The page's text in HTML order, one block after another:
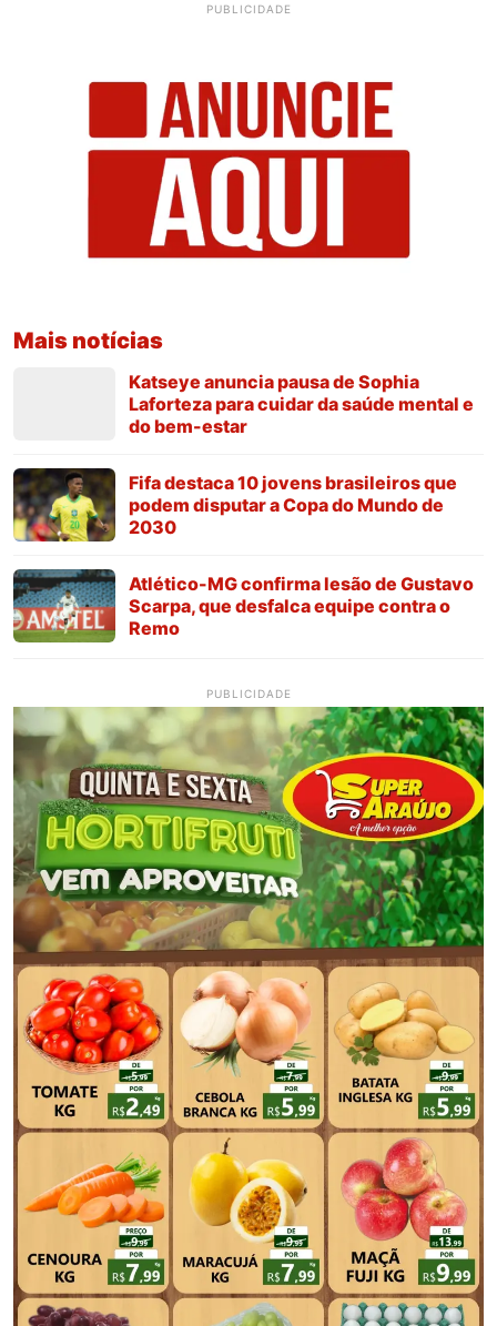
PUBLICIDADE
Mais notícias
Katseye anuncia pausa de Sophia
Laforteza para cuidar da saúde mental e
do bem-estar
Fifa destaca 10 jovens brasileiros que
podem disputar a Copa do Mundo de
2030
Atlético-MG confirma lesão de Gustavo
Scarpa, que desfalca equipe contra o
Remo
PUBLICIDADE